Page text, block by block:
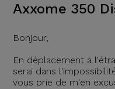
Axxome 350
Bonjour,
En déplacement à
serai dans
vous prie de m'en